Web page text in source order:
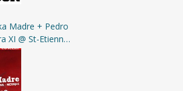
Madre + Pedro